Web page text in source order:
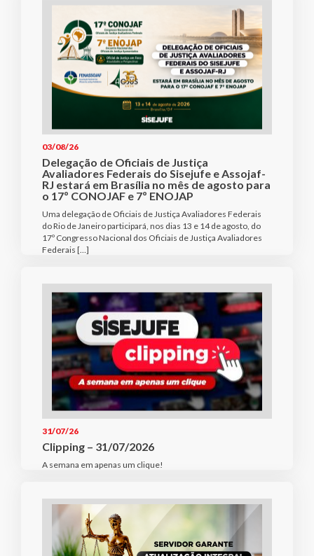
03/08/26
Delegação de Oficiais de Justiça
Avaliadores Federais do Sisejufe e Assojaf-
RJ estará em Brasília no mês de agosto para
o 17º CONOJAF e 7º ENOJAP
Uma delegação de Oficiais de Justiça Avaliadores Federais
do Rio de Janeiro participará, nos dias 13 e 14 de agosto, do
17º Congresso Nacional dos Oficiais de Justiça Avaliadores
Federais […]
31/07/26
Clipping – 31/07/2026
A semana em apenas um clique!